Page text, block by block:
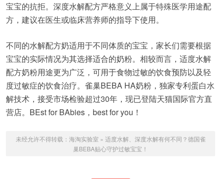
宝宝的抗拒。深度水解配方严格意义上属于特殊医学用途配
方，建议在医生或临床营养师的指导下使用。
不同的水解配方奶适用于不同体质的宝宝，家长们需要根据
宝宝的实际情况为其选择适合的奶粉。相较而言，适度水解
配方奶粉用途更为广泛，可用于食物过敏的饮食预防以及轻
度过敏症的饮食治疗。雀巢BEBA HA奶粉，独家专利蛋白水
解技术，接受市场检验超过30年，现已登陆天猫国际官方直
营店。BEst for BAbies，best for you！
未经允许不得转载： 海淘实验室 » 适度水解、深度水解有何不同？德国雀
巢BEBA贴心守护过敏宝宝！